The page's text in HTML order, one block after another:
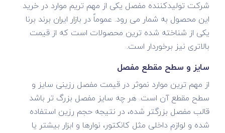
شرکت تولیدکننده مفصل یکی از مهم تریم موارد در خرید
این محصول به شمار می رود. عموماً در بازار ایران برند برنا
یکی از شناخته شده ترین محصولات است که از قیمت
بالاتری نیز برخوردار است.
سایز و سطح مقطع مفصل
از مهم ترین موارد نموثر در قیمت مفصل رزینی سایز و
سطح مقطع آن است. هر چه سایز مفصل بزرگ تر باشد
قالب مفصل بزرگتر شده، در نتیجه حجم رزین استفاده
شده و لوازم داخلی مثل کانکتور، نوارها و ابزار بیشتر یا